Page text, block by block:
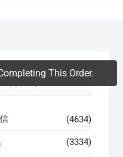
This Order.
(4634)
(3334)